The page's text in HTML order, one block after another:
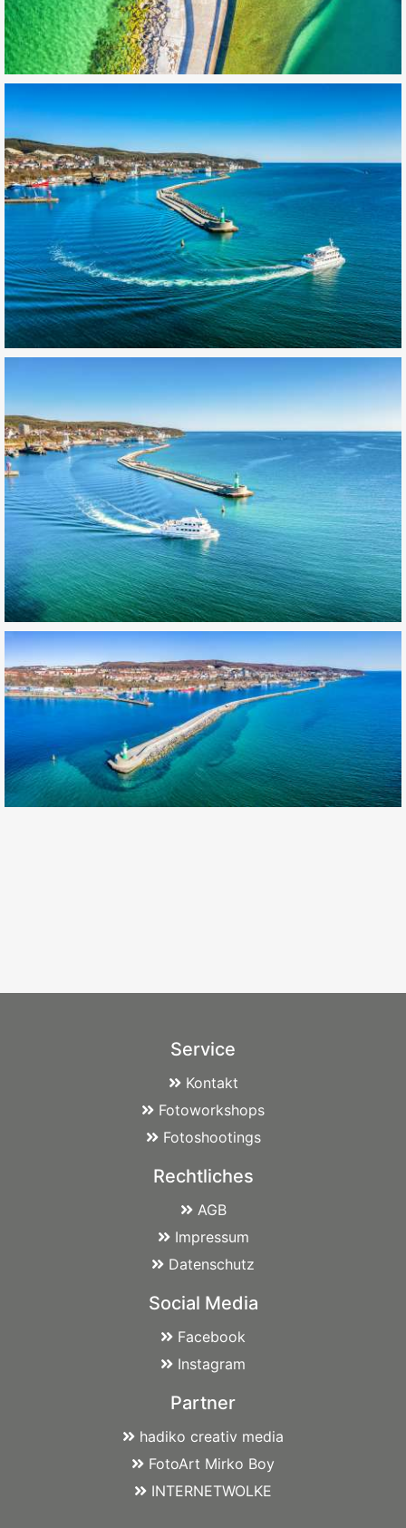
Service
Kontakt
Fotoworkshops
Fotoshootings
Rechtliches
AGB
Impressum
Datenschutz
Social Media
Facebook
Instagram
Partner
hadiko creativ media
FotoArt Mirko Boy
INTERNETWOLKE